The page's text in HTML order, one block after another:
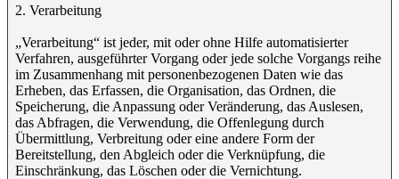
2. Verarbeitung
„Verarbeitung“ ist jeder, mit oder ohne Hilfe automatisierter
Verfahren, ausgeführter Vorgang oder jede solche Vorgangs reihe
im Zusammenhang mit personenbezogenen Daten wie das
Erheben, das Erfassen, die Organisation, das Ordnen, die
Speicherung, die Anpassung oder Veränderung, das Auslesen,
das Abfragen, die Verwendung, die Offenlegung durch
Übermittlung, Verbreitung oder eine andere Form der
Bereitstellung, den Abgleich oder die Verknüpfung, die
Einschränkung, das Löschen oder die Vernichtung.